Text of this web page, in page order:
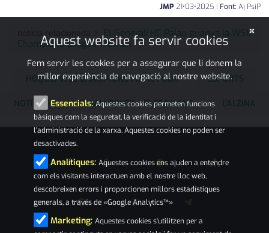
JMP21•03•2025 | Font: Aj PsiP
notícia relacionada
El Generali HC Palau guanya la WSE
Champions League Women
HOQUEI WSE CHAMPIONS FINAL FOUR ESPORTS
NOTÍCIES PALAU-SOLITÀ I PLEGAMANS L'ALZINA
×
Aquest website fa servir cookies
Fem servir les cookies per a assegurar que li donem la
millor experiència de navegació al nostre website.
Essencials: Aquestes cookies permeten funcions
bàsiques com la seguretat, la verificació de la identitat i
l'administració de la xarxa. Aquestes cookies no poden ser
desactivades.
Analítiques: Aquestes cookies ens ajuden a entendre
com els visitants interactuen amb el nostre lloc web,
descobreixen errors i proporcionen millors estadístiques
generals, a través de «Google Analytics™»
Marketing: Aquestes cookies s'utilitzen per a